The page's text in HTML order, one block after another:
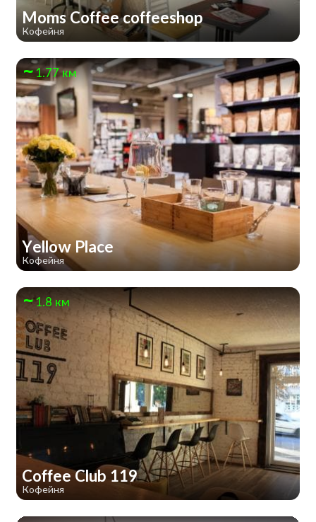
Moms Coffee coffeeshop
Кофейня
1.77 км
Yellow Place
Кофейня
1.8 км
Coffee Club 119
Кофейня